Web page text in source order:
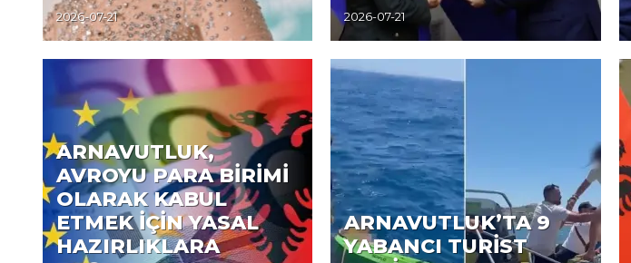
2026-07-21 2026-07-21
ARNAVUTLUK,
AVROYU PARA BİRİMİ
OLARAK KABUL
ETMEK İÇİN YASAL
HAZIRLIKLARA
ARNAVUTLUK’TA 9
YABANCI TURİST